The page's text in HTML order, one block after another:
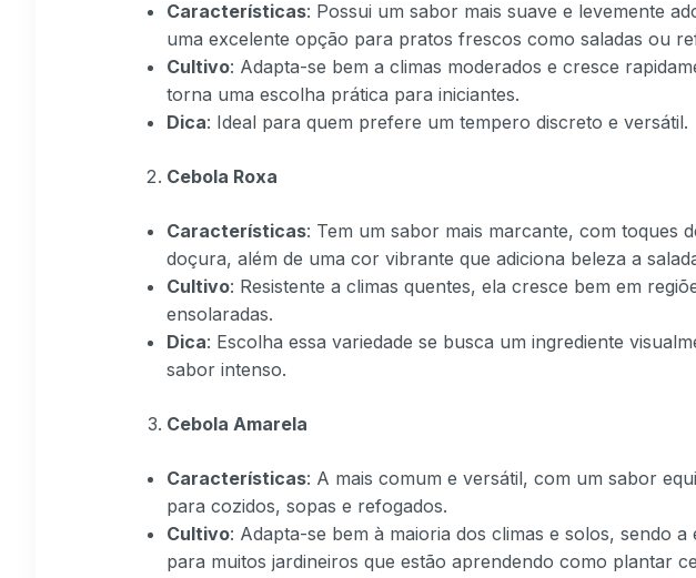
Características: Possui um sabor mais suave e levemente
uma excelente opção para pratos frescos como saladas ou
Cultivo: Adapta-se bem a climas moderados e cresce
torna uma escolha prática para iniciantes.
Dica: Ideal para quem prefere um tempero discreto e versátil.
Cebola Roxa
Características: Tem um sabor mais marcante, com toques
doçura, além de uma cor vibrante que adiciona beleza a
Cultivo: Resistente a climas quentes, ela cresce bem em
ensolaradas.
Dica: Escolha essa variedade se busca um ingrediente
sabor intenso.
Cebola Amarela
Características: A mais comum e versátil, com um sabor
para cozidos, sopas e refogados.
Cultivo: Adapta-se bem à maioria dos climas e solos, sendo
para muitos jardineiros que estão aprendendo como plantar